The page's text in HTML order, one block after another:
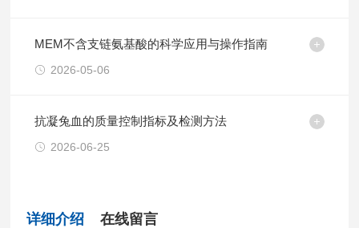
MEM不含支链氨基酸的科学应用与操作指南
2026-05-06
抗凝兔血的质量控制指标及检测方法
2026-06-25
详细介绍 在线留言